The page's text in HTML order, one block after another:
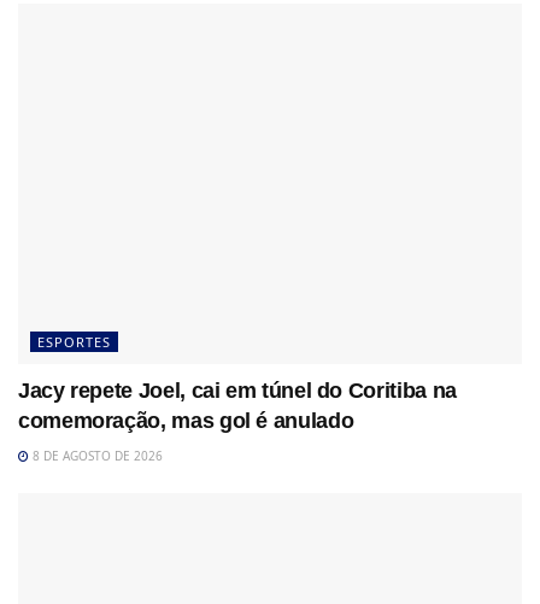
ESPORTES
Jacy repete Joel, cai em túnel do Coritiba na
comemoração, mas gol é anulado
8 DE AGOSTO DE 2026